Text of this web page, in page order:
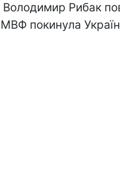
Володимир Рибак
покинула